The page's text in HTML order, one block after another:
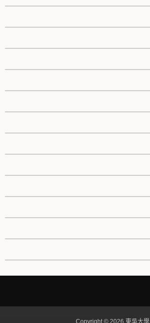
Copyright © 2026 東吳大學